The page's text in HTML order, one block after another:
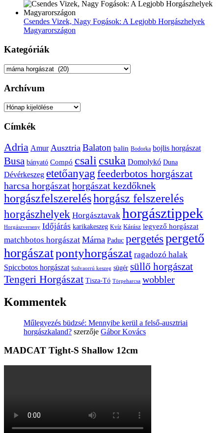
Csendes Vizek, Nagy Fogások: A Legjobb Horgászhelyek
Magyarországon
Kategóriák
Kategóriák
Archívum
Archívum
Címkék
Adria Amur Ausztria Balaton balin Bodorka bojlis horgászat
Busa bányató Compó csali csuka Domolykó Duna
Dévérkeszeg etetőanyag feederbotos horgászat
harcsa horgászathorgászat kezdőknek
horgászfelszereléshorgász felszerelés
horgászhelyek Horgásztavak horgásztippek
Horgászverseny Időjárás karikakeszeg Kvíz Kárász legyező horgászat
matchbotos horgászat Márna Paduc pergetéspergető
horgászatpontyhorgászat ragadozó halak
Spiccbotos horgászat Szilvaorrú keszeg sügér süllő horgászat
Tengeri Horgászat Tisza-Tó Törpeharcsa wobbler
Kommentek
Műlegyezés büdzsé: Mennyibe kerül a felső-ausztriai
horgászkaland? szerzője Gábor Kovács
MADCAT Tight-S Shallow 12cm